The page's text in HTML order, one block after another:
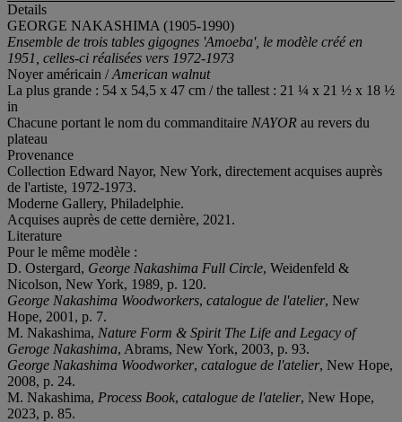
Details
GEORGE NAKASHIMA (1905-1990)
Ensemble de trois tables gigognes 'Amoeba', le modèle créé en
1951, celles-ci réalisées vers 1972-1973
Noyer américain /American walnut
La plus grande : 54 x 54,5 x 47 cm / the tallest : 21 ¼ x 21 ½ x 18 ½
in
Chacune portant le nom du commanditaire NAYOR au revers du
plateau
Provenance
Collection Edward Nayor, New York, directement acquises auprès
de l'artiste, 1972-1973.
Moderne Gallery, Philadelphie.
Acquises auprès de cette dernière, 2021.
Literature
Pour le même modèle :
D. Ostergard, George Nakashima Full Circle, Weidenfeld &
Nicolson, New York, 1989, p. 120.
George Nakashima Woodworkers, catalogue de l'atelier, New
Hope, 2001, p. 7.
M. Nakashima, Nature Form & Spirit The Life and Legacy of
Geroge Nakashima, Abrams, New York, 2003, p. 93.
George Nakashima Woodworker, catalogue de l'atelier, New Hope,
2008, p. 24.
M. Nakashima, Process Book, catalogue de l'atelier, New Hope,
2023, p. 85.